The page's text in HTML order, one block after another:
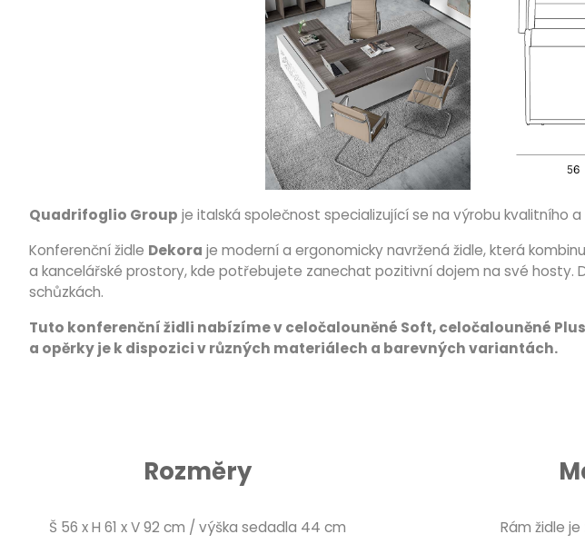
Quadrifoglio Group je italská společnost specializující se na výrobu kvalitního
Konferenční židle Dekora je moderní a ergonomicky navržená židle, která
a kancelářské prostory, kde potřebujete zanechat pozitivní dojem na své
schůzkách.
Tuto konferenční židli nabízíme v celočalouněné Soft, celočalouněné
a opěrky je k dispozici v různých materiálech a barevných variantách.
Rozměry
Š 56 x H 61 x V 92 cm / výška sedadla 44 cm Rám židle